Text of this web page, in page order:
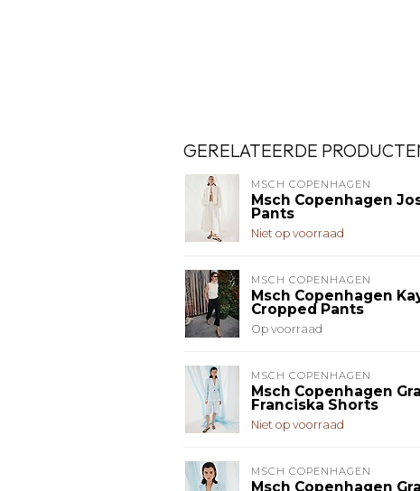
GERELATEERDE
MSCH COPENHAGEN
Msch Copenhagen
Pants
Niet op voorraad
MSCH COPENHAGEN
Msch Copenhagen
Cropped Pants
Op voorraad
MSCH COPENHAGEN
Msch Copenhagen
Franciska Shorts
Niet op voorraad
MSCH COPENHAGEN
Msch Copenhagen